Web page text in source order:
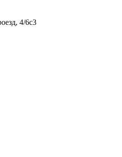
4/6с3